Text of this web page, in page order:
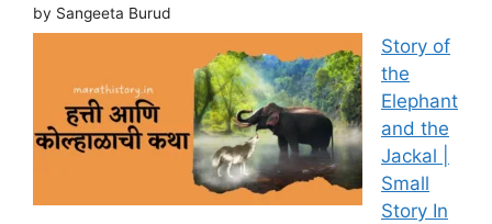
by Sangeeta Burud
Story of
the
Elephant
and the
Jackal |
Small
Story In